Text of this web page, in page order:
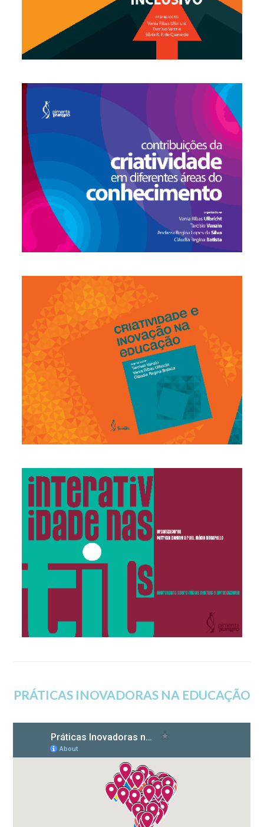
PRÁTICAS INOVADORAS NA EDUCAÇÃO